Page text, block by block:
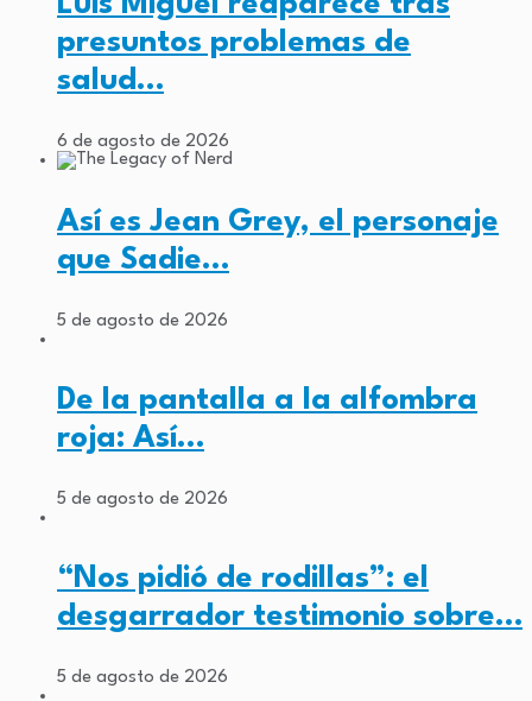
presuntos problemas de
salud…
6 de agosto de 2026
Así es Jean Grey, el personaje
que Sadie…
5 de agosto de 2026
De la pantalla a la alfombra
roja: Así…
5 de agosto de 2026
“Nos pidió de rodillas”: el
desgarrador testimonio sobre…
5 de agosto de 2026